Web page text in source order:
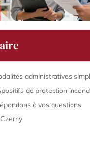
à vos questions